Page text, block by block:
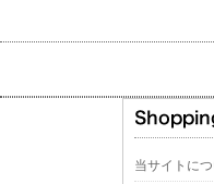
当サイトに